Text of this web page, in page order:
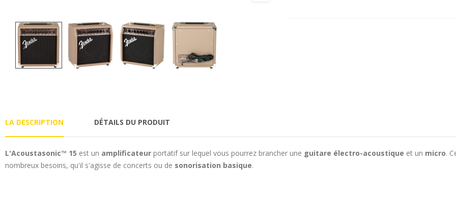
LA DESCRIPTION DÉTAILS DU PRODUIT
L'Acoustasonic™ 15 est un amplificateur portatif sur lequel vous pourrez brancher une guitare électro-acoustique et un micro.
nombreux besoins, qu'il s'agisse de concerts ou de sonorisation basique.